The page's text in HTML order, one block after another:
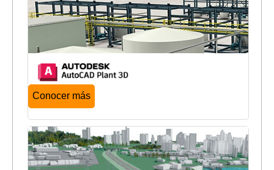
Conocer más